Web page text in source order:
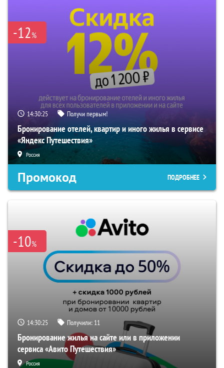
-12%
14:30:25 Получи первым!
Бронирование отелей, квартир и иного жилья в сервисе
«Яндекс Путешествия»
Россия
Промокод ПОДРОБНЕЕ
-10%
14:30:25 Получили: 11
Бронирование жилья на сайте или в приложении
сервиса «Авито Путешествия»
Россия